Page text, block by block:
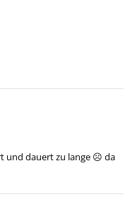
und dauert zu lange ☹ da